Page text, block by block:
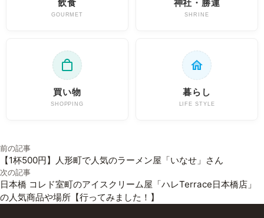
飲食
GOURMET
神社・勝運
SHRINE
買い物
SHOPPING
暮らし
LIFE STYLE
投稿ナビゲーション
前の記事
【1杯500円】人形町で人気のラーメン屋「いなせ」さん
次の記事
日本橋 コレド室町のアイスクリーム屋「ハレTerrace日本橋店」
の人気商品や場所【行ってみました！】